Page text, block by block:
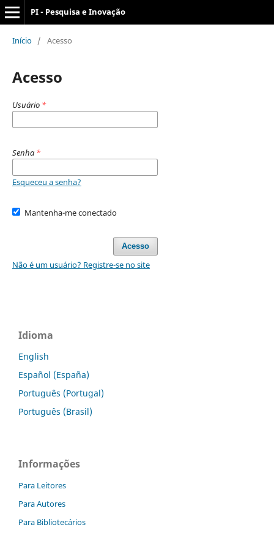
PI - Pesquisa e Inovação
Início / Acesso
Acesso
Usuário *
Senha *
Esqueceu a senha?
Mantenha-me conectado
Acesso
Não é um usuário? Registre-se no site
Idioma
English
Español (España)
Português (Portugal)
Português (Brasil)
Informações
Para Leitores
Para Autores
Para Bibliotecários